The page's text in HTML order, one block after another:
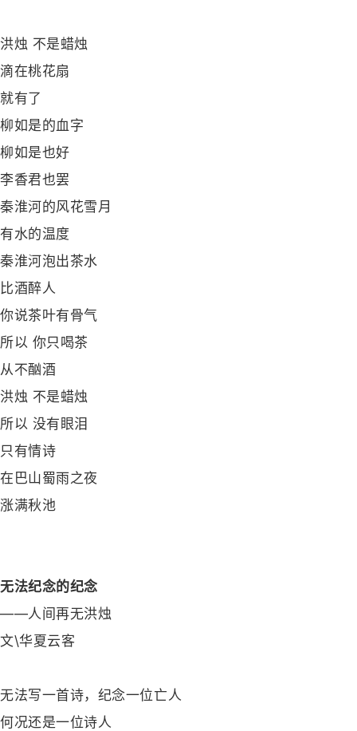
洪烛 不是蜡烛
滴在桃花扇
就有了
柳如是的血字
柳如是也好
李香君也罢
秦淮河的风花雪月
有水的温度
秦淮河泡出茶水
比酒醉人
你说茶叶有骨气
所以 你只喝茶
从不酗酒
洪烛 不是蜡烛
所以 没有眼泪
只有情诗
在巴山蜀雨之夜
涨满秋池
无法纪念的纪念
——人间再无洪烛
文\华夏云客
无法写一首诗，纪念一位亡人
何况还是一位诗人